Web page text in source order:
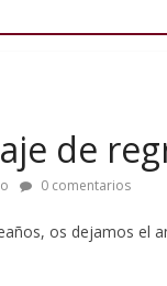
de
0 comentarios
os dejamos el